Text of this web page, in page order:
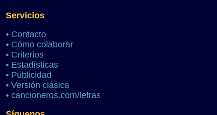
Servicios
• Contacto
• Cómo colaborar
• Criterios
• Estadísticas
• Publicidad
• Versión clásica
• cancioneros.com/letras